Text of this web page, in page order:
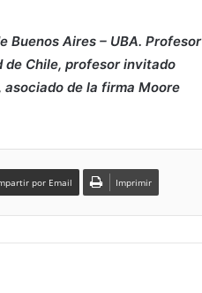
Buenos Aires – UBA. Profesor
de Chile, profesor invitado
asociado de la firma Moore
por Email Imprimir